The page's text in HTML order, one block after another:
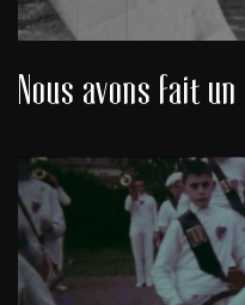
Nous avons fait un